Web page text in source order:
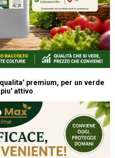
premium, per un verde
attivo